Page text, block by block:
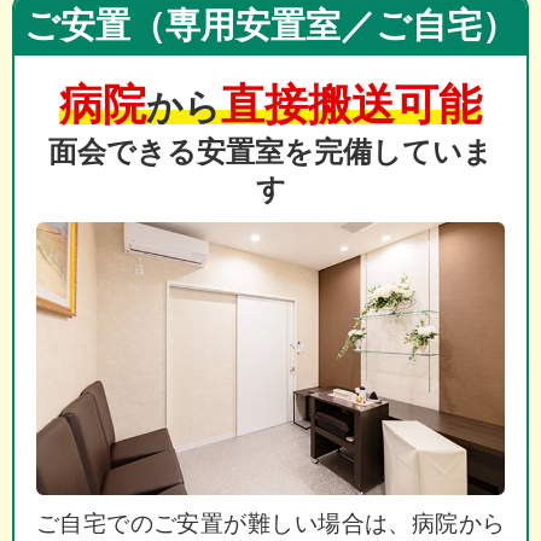
ご安置（専用安置室／ご自宅）
病院から直接搬送可能
面会できる安置室を完備していま
す
ご自宅でのご安置が難しい場合は、病院から